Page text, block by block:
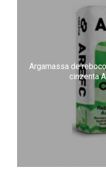
Argamassa de
cinzenta